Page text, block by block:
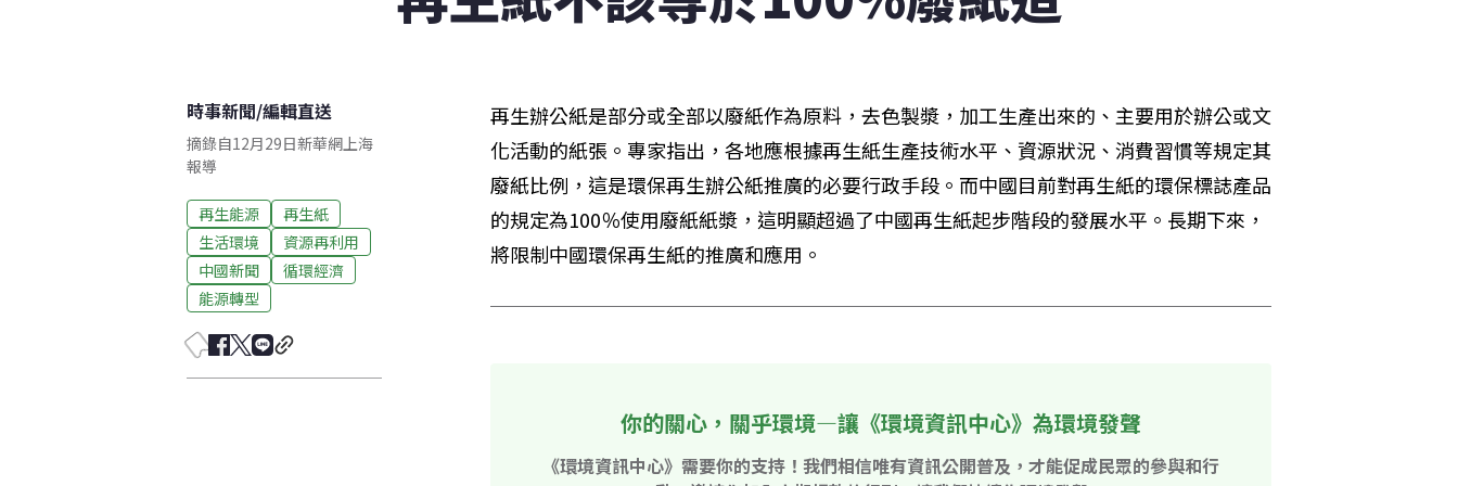
時事新聞/編輯直送
摘錄自12月29日新華網上海
報導
再生能源
再生紙
生活環境
資源再利用
中國新聞
循環經濟
能源轉型
再生辦公紙是部分或全部以廢紙作為原料，去色製漿，加工生產出來的、主要用於辦公或文
化活動的紙張。專家指出，各地應根據再生紙生產技術水平、資源狀況、消費習慣等規定其
廢紙比例，這是環保再生辦公紙推廣的必要行政手段。而中國目前對再生紙的環保標誌產品
的規定為100％使用廢紙紙漿，這明顯超過了中國再生紙起步階段的發展水平。長期下來，
將限制中國環保再生紙的推廣和應用。
你的關心，關乎環境—讓《環境資訊中心》為環境發聲
《環境資訊中心》需要你的支持！我們相信唯有資訊公開普及，才能促成民眾的參與和行